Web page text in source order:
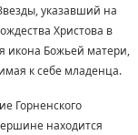
указавший на
Христова в
икона Божьей матери,
к себе младенца.
Горненского
находится